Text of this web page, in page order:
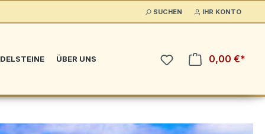
SUCHEN IHR KONTO
ÜBER UNS 0,00 €*